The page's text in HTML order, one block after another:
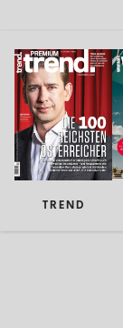
TREND